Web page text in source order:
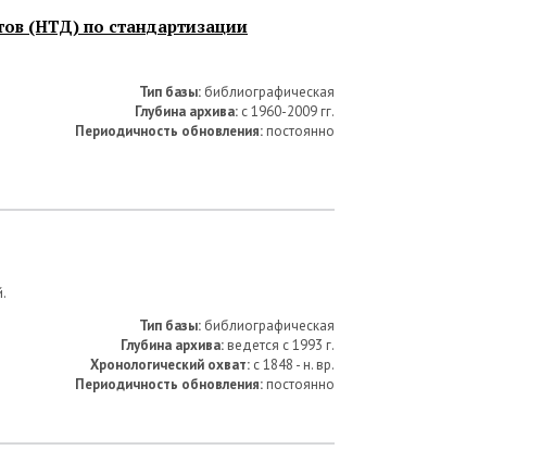
(НТД) по стандартизации
Тип базы: библиографическая
Глубина архива: с 1960-2009 гг.
Периодичность обновления: постоянно
Тип базы: библиографическая
Глубина архива: ведется с 1993 г.
Хронологический охват: с 1848 - н. вр.
Периодичность обновления: постоянно